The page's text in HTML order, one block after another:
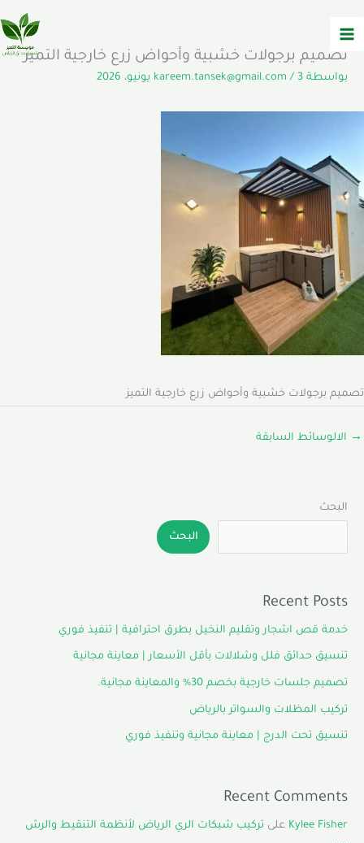
إلى
المحتوى
البحث
البحث
Recent Posts
خدمة قص اشجار وتقليم النخيل بطرق احترافية | تنفيذ فوري
تنسيق حدائق فلل وشلالات بأقل الأسعار | معاينة مجانية
تصميم جلسات خارجية بخصم 30% والمعاينة مجانية.
تركيب المظلات والسواتر بالرياض
تنسيق تحت الدرج | معاينة مجانية وتنفيذ فوري
Recent Comments
Kylee Fisher على تركيب شبكات الري الرياض لأنظمة التنقيط والرش
تصميم برجولات خشبية وأحواض زرع خارجية التميز
بواسطة kareem.tansek@gmail.com/ 3 يونيو، 2026
تصميم برجولات خشبية وأحواض زرع خارجية التميز
→ الالوسائط السابقة